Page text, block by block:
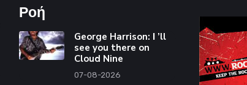
Ροή
George Harrison: Ι ’ll
see you there on
Cloud Nine
07-08-2026